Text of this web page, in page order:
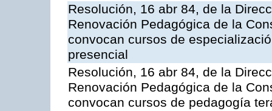
Resolución, 16 abr 84, de la
Renovación Pedagógica de la
convocan cursos de
presencial
Resolución, 16 abr 84, de la
Renovación Pedagógica de la
convocan cursos de pedagogía